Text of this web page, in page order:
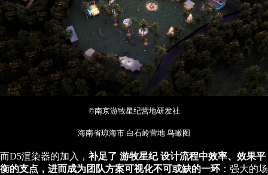
©南京游牧星纪营地研发社
海南省琼海市 白石岭营地 鸟瞰图
而D5渲染器的加入， 补足了 游牧星纪 设计流程中效率、效果平
衡的支点，进而成为团队方案可视化不可或缺的一环 ：强大的场